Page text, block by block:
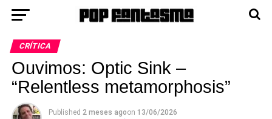
CRÍTICA
Ouvimos: Optic Sink –
“Relentless metamorphosis”
Published 2 meses agoon 13/06/2026